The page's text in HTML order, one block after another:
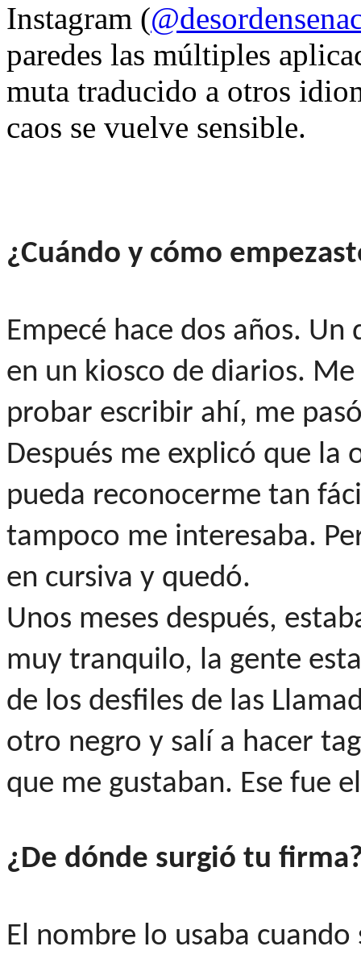
Instagram (
paredes las múltiples
muta traducido a otros
caos se vuelve sensible.
¿Cuándo y cómo
Empecé hace dos años.
en un kiosco de diarios.
probar escribir ahí, me
Después me explicó que la
pueda reconocerme tan
tampoco me interesaba.
en cursiva y quedó.
Unos meses después,
muy tranquilo, la gente
de los desfiles de las
otro negro y salí a hacer
que me gustaban. Ese fue
¿De dónde surgió tu
El nombre lo usaba